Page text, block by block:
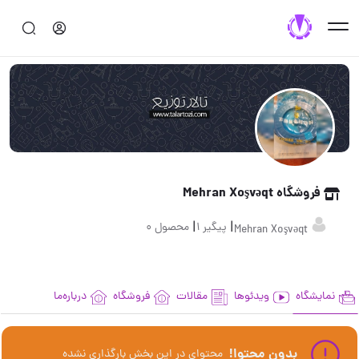
فروشگاه Mehran Xoşvəqt
| پیگیر 1 | محصول 0
نمایشگاه ویدئوها مقالات فروشگاه درباره‌ما
بدون محتوا! محتوای در این بخش بارگذاری نشده